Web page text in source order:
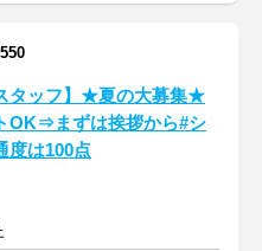
タッフ】★夏の大募集★
OK⇒まずは挨拶から#シ
度は100点